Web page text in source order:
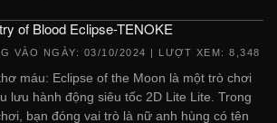
of Blood Eclipse-TENOKE
VÀO NGÀY: 03/10/2024 | LƯỢT XEM: 8,348
máu: Eclipse of the Moon là một trò chơi
lưu hành động siêu tốc 2D Lite Lite. Trong
bạn đóng vai trò là nữ anh hùng có tên